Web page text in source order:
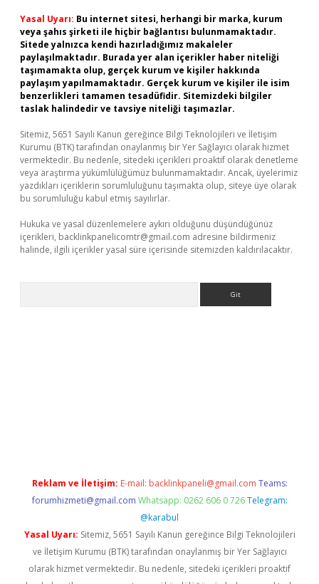
Yasal Uyarı: Bu internet sitesi, herhangi bir marka, kurum
veya şahıs şirketi ile hiçbir bağlantısı bulunmamaktadır.
Sitede yalnızca kendi hazırladığımız makaleler
paylaşılmaktadır. Burada yer alan içerikler haber niteliği
taşımamakta olup, gerçek kurum ve kişiler hakkında
paylaşım yapılmamaktadır. Gerçek kurum ve kişiler ile isim
benzerlikleri tamamen tesadüfidir. Sitemizdeki bilgiler
taslak halindedir ve tavsiye niteliği taşımazlar.
Sitemiz, 5651 Sayılı Kanun gereğince Bilgi Teknolojileri ve İletişim
Kurumu (BTK) tarafından onaylanmış bir Yer Sağlayıcı olarak hizmet
vermektedir. Bu nedenle, sitedeki içerikleri proaktif olarak denetleme
veya araştırma yükümlülüğümüz bulunmamaktadır. Ancak, üyelerimiz
yazdıkları içeriklerin sorumluluğunu taşımakta olup, siteye üye olarak
bu sorumluluğu kabul etmiş sayılırlar.
Hukuka ve yasal düzenlemelere aykırı olduğunu düşündüğünüz
içerikleri, backlinkpanelicomtr@gmail.com adresine bildirmeniz
halinde, ilgili içerikler yasal süre içerisinde sitemizden kaldırılacaktır.
Reklam ve İletişim: E-mail: backlinkpaneli@gmail.com Teams:
forumhizmeti@gmail.com Whatsapp: 0262 606 0 726 Telegram:
@karabul
Yasal Uyarı: Sitemiz, 5651 Sayılı Kanun gereğince Bilgi Teknolojileri
ve İletişim Kurumu (BTK) tarafından onaylanmış bir Yer Sağlayıcı
olarak hizmet vermektedir. Bu nedenle, sitedeki içerikleri proaktif